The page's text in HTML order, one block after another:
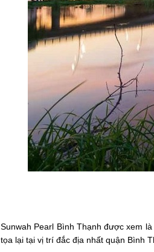
Sunwah Pearl Bình Thạnh được xem
tọa lại tại vị trí đắc địa nhất quận Bình